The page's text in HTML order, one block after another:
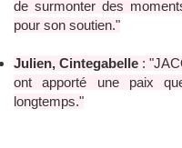
de surmonter des
pour son soutien."
Julien, Cintegabelle :
ont apporté une paix
longtemps."